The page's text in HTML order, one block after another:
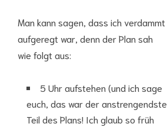
Man kann sagen, dass ich verdammt
aufgeregt war, denn der Plan sah
wie folgt aus:
5 Uhr aufstehen (und ich sage
euch, das war der anstrengendste
Teil des Plans! Ich glaub so früh